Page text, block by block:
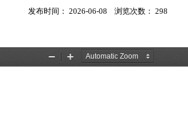
发布时间： 2026-06-08 浏览次数： 298